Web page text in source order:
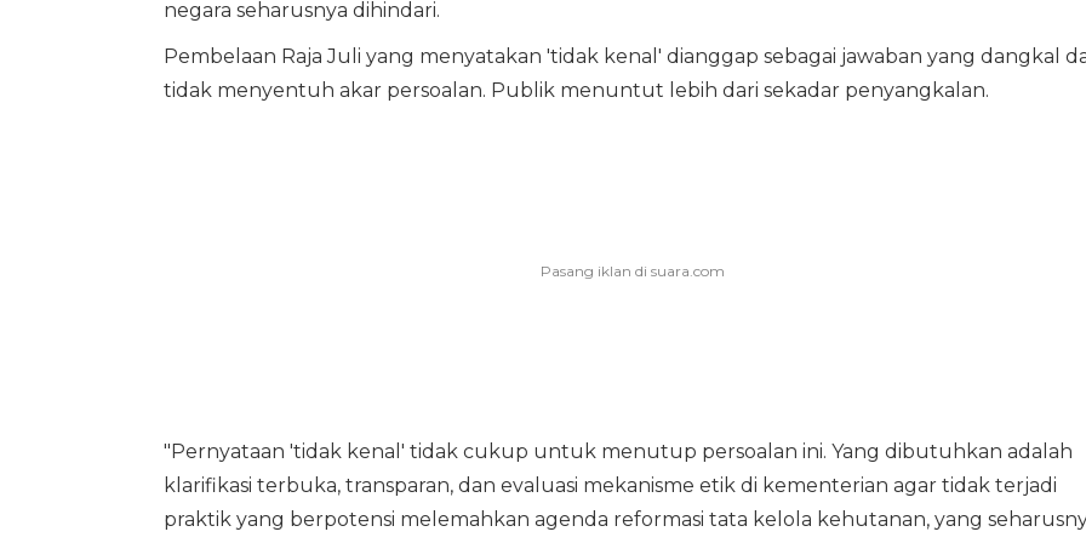
negara seharusnya dihindari.
Pembelaan Raja Juli yang menyatakan 'tidak kenal' dianggap sebagai jawaban yang dangkal
tidak menyentuh akar persoalan. Publik menuntut lebih dari sekadar penyangkalan.
"Pernyataan 'tidak kenal' tidak cukup untuk menutup persoalan ini. Yang dibutuhkan adalah
klarifikasi terbuka, transparan, dan evaluasi mekanisme etik di kementerian agar tidak terjadi
praktik yang berpotensi melemahkan agenda reformasi tata kelola kehutanan, yang